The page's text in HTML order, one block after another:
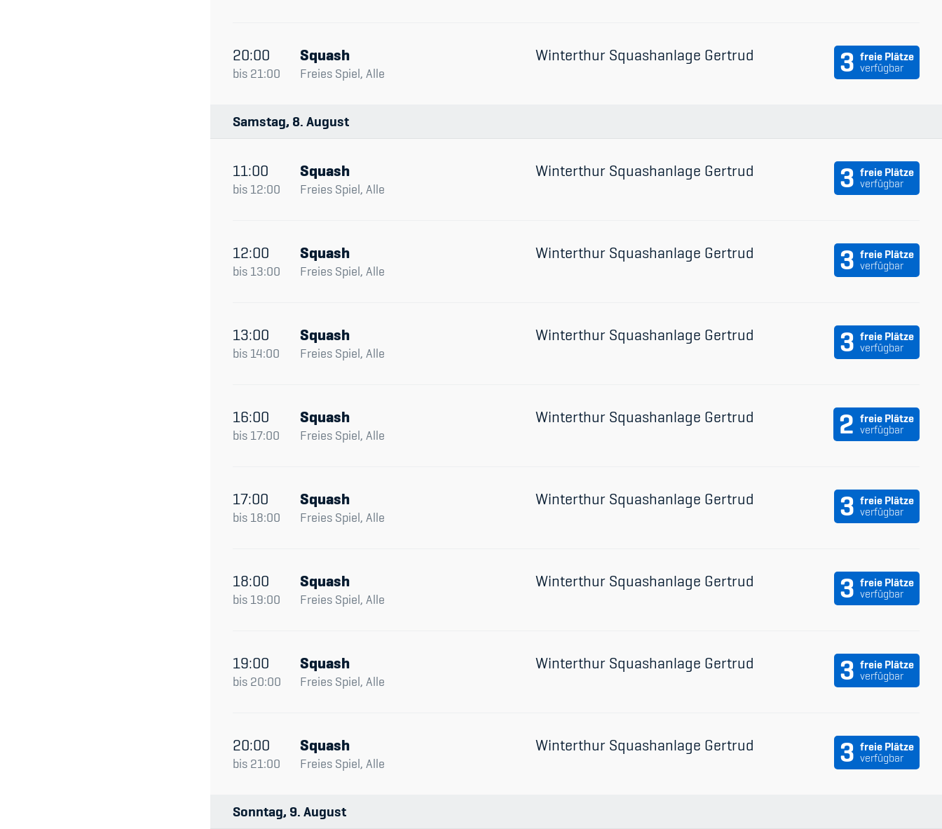
20:00
bis 21:00
Squash
Freies Spiel, Alle
Winterthur Squashanlage Gertrud 3 freie Plätze
verfügbar
Samstag 8 August
11:00
bis 12:00
Squash
Freies Spiel, Alle
Winterthur Squashanlage Gertrud 3 freie Plätze
verfügbar
12:00
bis 13:00
Squash
Freies Spiel, Alle
Winterthur Squashanlage Gertrud 3 freie Plätze
verfügbar
13:00
bis 14:00
Squash
Freies Spiel, Alle
Winterthur Squashanlage Gertrud 3 freie Plätze
verfügbar
16:00
bis 17:00
Squash
Freies Spiel, Alle
Winterthur Squashanlage Gertrud 2 freie Plätze
verfügbar
17:00
bis 18:00
Squash
Freies Spiel, Alle
Winterthur Squashanlage Gertrud 3 freie Plätze
verfügbar
18:00
bis 19:00
Squash
Freies Spiel, Alle
Winterthur Squashanlage Gertrud 3 freie Plätze
verfügbar
19:00
bis 20:00
Squash
Freies Spiel, Alle
Winterthur Squashanlage Gertrud 3 freie Plätze
verfügbar
20:00
bis 21:00
Squash
Freies Spiel, Alle
Winterthur Squashanlage Gertrud 3 freie Plätze
verfügbar
Sonntag 9 August